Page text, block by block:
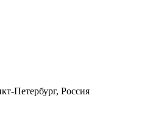
Петербург, Россия